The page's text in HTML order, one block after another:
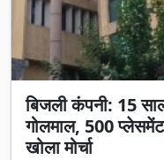
बिजली कंपनी: 15
गोलमाल, 500
खोला मोर्चा